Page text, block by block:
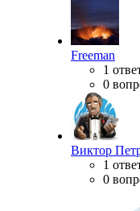
Freeman
1
0
Виктор
1
0